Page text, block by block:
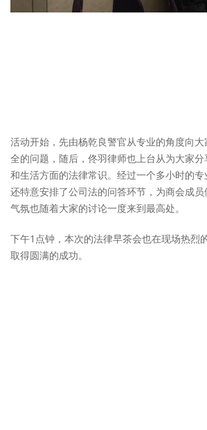
活动开始，先由杨乾良警官从专业的角度向
全的问题，随后，佟羽律师也上台从为大家
和生活方面的法律常识。经过一个多小时的
还特意安排了公司法的问答环节，为商会成
气氛也随着大家的讨论一度来到最高处。
下午1点钟，本次的法律早茶会也在现场热烈
取得圆满的成功。